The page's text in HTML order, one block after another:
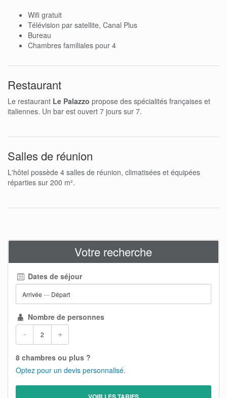
Wifi gratuit
Télévision par satellite, Canal Plus
Bureau
Chambres familiales pour 4
Restaurant
Le restaurant Le Palazzo propose des spécialités françaises et
italiennes. Un bar est ouvert 7 jours sur 7.
Salles de réunion
L'hôtel possède 4 salles de réunion, climatisées et équipées
réparties sur 200 m².
Votre recherche
Dates de séjour
Arrivée — Départ
Nombre de personnes
- +
8 chambres ou plus ?
Optez pour un devis personnalisé.